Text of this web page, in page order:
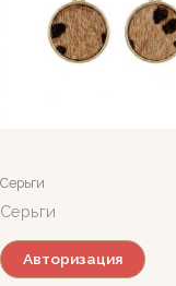
Серьги
Серьги
Авторизация